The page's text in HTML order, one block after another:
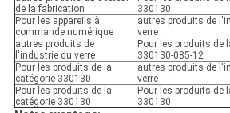
de la fabrication
330130
Pour les appareils à
commande numérique
autres produits de
verre
autres produits de
l'industrie du verre
Pour les produits de
330130-085-12
Pour les produits de la
catégorie 330130
autres produits de
verre
Pour les produits de la
catégorie 330130
Pour les produits de
330130